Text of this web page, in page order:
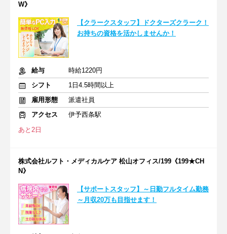
W》
【クラークスタッフ】ドクターズクラーク！
お持ちの資格を活かしませんか！
給与
時給1220円
シフト
1日4.5時間以上
雇用形態
派遣社員
アクセス
伊予西条駅
あと2日
株式会社ルフト・メディカルケア 松山オフィス/199《199★CH
N》
【サポートスタッフ】～日勤フルタイム勤務
～月収20万も目指せます！